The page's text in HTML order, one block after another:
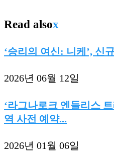
Read alsox
‘승리의 여신: 니케’, 신
2026년 06월 12일
‘라그나로크 엔들리스
역 사전 예약...
2026년 01월 06일